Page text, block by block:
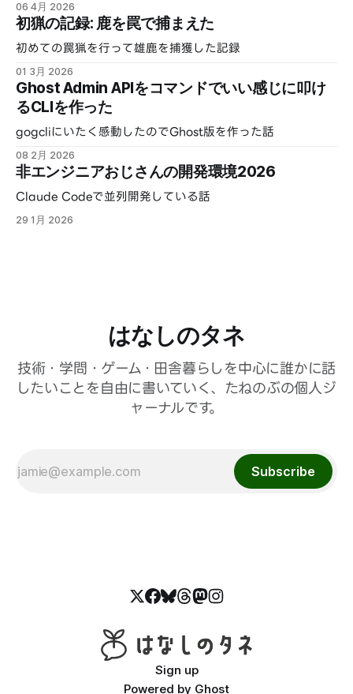
06 4月 2026
初猟の記録: 鹿を罠で捕まえた
初めての罠猟を行って雄鹿を捕獲した記録
01 3月 2026
Ghost Admin APIをコマンドでいい感じに叩け
るCLIを作った
gogcliにいたく感動したのでGhost版を作った話
08 2月 2026
非エンジニアおじさんの開発環境2026
Claude Codeで並列開発している話
29 1月 2026
はなしのタネ
技術・学問・ゲーム・田舎暮らしを中心に誰かに話
したいことを自由に書いていく、たねのぶの個人ジ
ャーナルです。
Subscribe
Sign up
Powered by Ghost